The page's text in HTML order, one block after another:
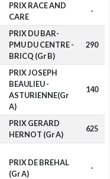
PRIX RACE AND
CARE
-
PRIX DU BAR-
PMU DU CENTRE -
BRICQ (Gr B)
290
PRIX JOSEPH
BEAULIEU -
ASTURIENNE(Gr
A)
140
PRIX GERARD
HERNOT (Gr A)
625
PRIX DE BREHAL
(Gr A)
-